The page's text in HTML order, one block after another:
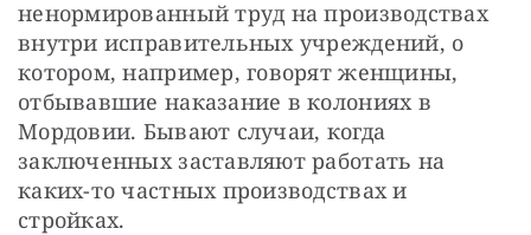
ненормированный труд на производствах
внутри исправительных учреждений, о
котором, например, говорят женщины,
отбывавшие наказание в колониях в
Мордовии. Бывают случаи, когда
заключенных заставляют работать на
каких-то частных производствах и
стройках.